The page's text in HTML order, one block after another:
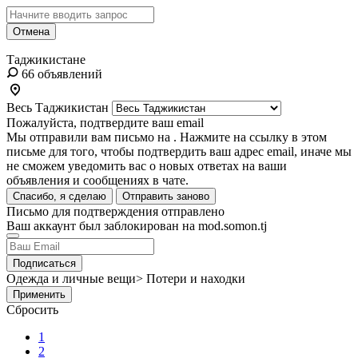
Отмена
Таджикистане
66 объявлений
Весь Таджикистан
Пожалуйста, подтвердите ваш email
Мы отправили вам письмо на . Нажмите на ссылку в этом
письме для того, чтобы подтвердить ваш адрес email, иначе мы
не сможем уведомить вас о новых ответах на ваши
объявления и сообщениях в чате.
Спасибо, я сделаю Отправить заново
Письмо для подтверждения отправлено
Ваш аккаунт был заблокирован на mod.somon.tj
Подписаться
Одежда и личные вещи> Потери и находки
Применить
Сбросить
1
2